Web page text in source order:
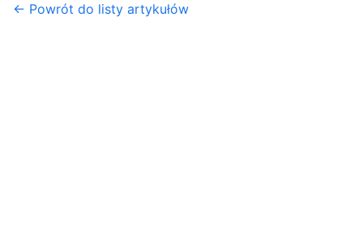
← Powrót do listy artykułów